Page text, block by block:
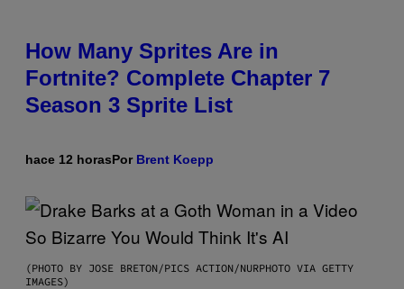
How Many Sprites Are in
Fortnite? Complete Chapter 7
Season 3 Sprite List
hace 12 horasPor Brent Koepp
(PHOTO BY JOSE BRETON/PICS ACTION/NURPHOTO VIA GETTY
IMAGES)